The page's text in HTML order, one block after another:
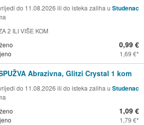
do 11.08.2026 ili do isteka zaliha u Studenac
2 ILI VIŠE KOM
0,99 €
1,69 €
Abrazivna, Glitzi Crystal 1 kom
do 11.08.2026 ili do isteka zaliha u Studenac
1,09 €
1,79 €